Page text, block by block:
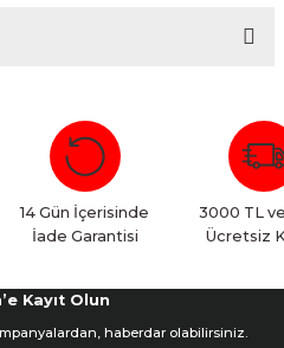
siz yapın!
Yaz
14 Gün İçerisinde
İade Garantisi
3000 TL
Ücretsiz
Kayıt Olun
haberdar olabilirsiniz.